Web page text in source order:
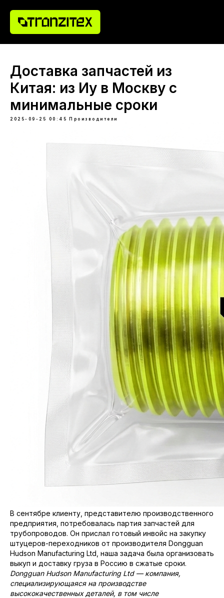
Доставка запчастей из
Китая: из Иу в Москву с
минимальные сроки
2025-09-25 00:45 Производители
В сентябре клиенту, представителю производственного
предприятия, потребовалась партия запчастей для
трубопроводов. Он прислал готовый инвойс на закупку
штуцеров-переходников от производителя Dongguan
Hudson Manufacturing Ltd, наша задача была организовать
выкуп и доставку груза в Россию в сжатые сроки.
Dongguan Hudson Manufacturing Ltd — компания,
специализирующаяся на производстве
высококачественных деталей, в том числе